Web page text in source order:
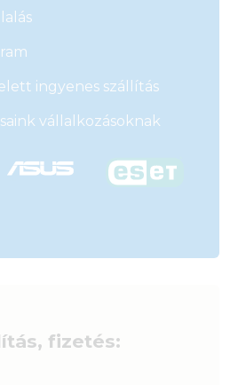
ingyenes szállítás
vállalkozásoknak
fizetés: